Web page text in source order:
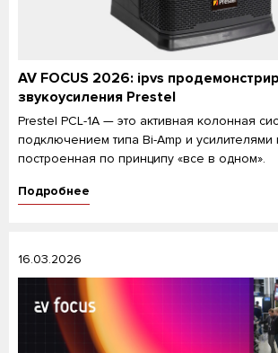
AV FOCUS 2026: ipvs
звукоусиления Prestel
Prestel PCL-1A — это активная колонная
подключением типа Bi-Amp и усилителями
построенная по принципу «все в одном».
Подробнее
16.03.2026